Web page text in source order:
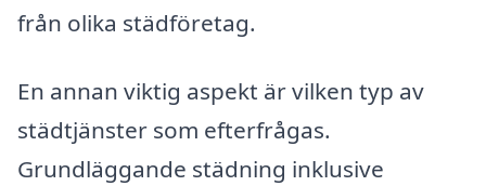
från olika städföretag.
En annan viktig aspekt är vilken typ av
städtjänster som efterfrågas.
Grundläggande städning inklusive